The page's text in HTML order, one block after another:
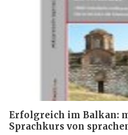
Erfolgreich im Balkan:
Sprachkurs von